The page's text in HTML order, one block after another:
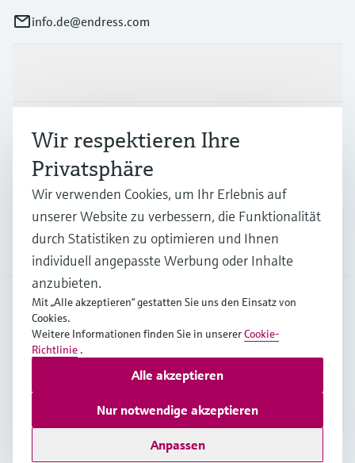
info.de@endress.com
Branchen
Support
Unternehmen
DEU
Copyright © Endress+Hauser Group Services AG
Nutzungsbedingungen
Datenschutz
Rechtliches und AGB Deutschland
Wir respektieren Ihre
Privatsphäre
Wir verwenden Cookies, um Ihr Erlebnis auf
unserer Website zu verbessern, die Funktionalität
durch Statistiken zu optimieren und Ihnen
individuell angepasste Werbung oder Inhalte
anzubieten.
Mit „Alle akzeptieren“ gestatten Sie uns den Einsatz von
Cookies.
Weitere Informationen finden Sie in unsererCookie-
Richtlinie .
Anpassen
Nur notwendige akzeptieren
Alle akzeptieren